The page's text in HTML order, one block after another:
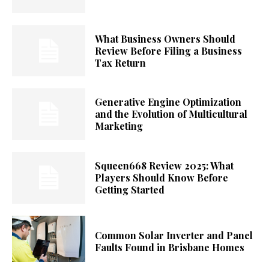
What Business Owners Should
Review Before Filing a Business
Tax Return
Generative Engine Optimization
and the Evolution of Multicultural
Marketing
Squeen668 Review 2025: What
Players Should Know Before
Getting Started
Common Solar Inverter and Panel
Faults Found in Brisbane Homes